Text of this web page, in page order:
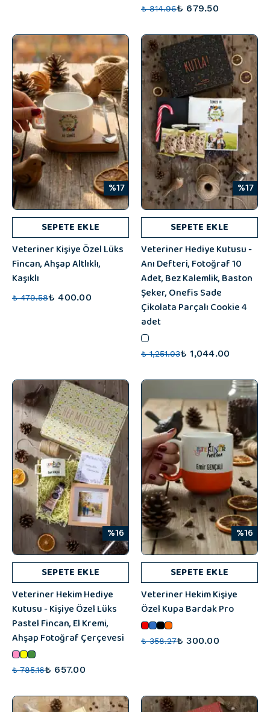
₺ 814.96₺ 679.50
%17
SEPETE EKLE
Veteriner Kişiye Özel Lüks
Fincan, Ahşap Altlıklı,
Kaşıklı
₺ 479.58₺ 400.00
%17
SEPETE EKLE
Veteriner Hediye Kutusu -
Anı Defteri, Fotoğraf 10
Adet, Bez Kalemlik, Baston
Şeker, Onefis Sade
Çikolata Parçalı Cookie 4
adet
₺ 1,251.03₺ 1,044.00
%16
SEPETE EKLE
Veteriner Hekim Hediye
Kutusu - Kişiye Özel Lüks
Pastel Fincan, El Kremi,
Ahşap Fotoğraf Çerçevesi
₺ 785.16₺ 657.00
%16
SEPETE EKLE
Veteriner Hekim Kişiye
Özel Kupa Bardak Pro
₺ 358.27₺ 300.00